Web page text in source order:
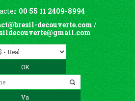
00 55 11 2409-8994
decouverte.com /